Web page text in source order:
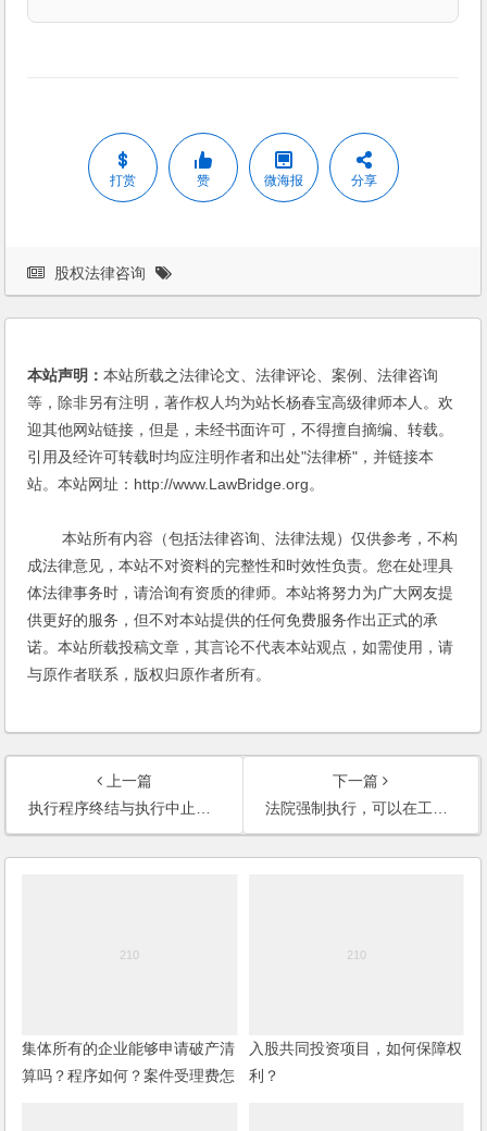
打赏 赞 微海报 分享
股权法律咨询
本站声明：本站所载之法律论文、法律评论、案例、法律咨询
等，除非另有注明，著作权人均为站长杨春宝高级律师本人。欢
迎其他网站链接，但是，未经书面许可，不得擅自摘编、转载。
引用及经许可转载时均应注明作者和出处"法律桥"，并链接本
站。本站网址：http://www.LawBridge.org。
本站所有内容（包括法律咨询、法律法规）仅供参考，不构
成法律意见，本站不对资料的完整性和时效性负责。您在处理具
体法律事务时，请洽询有资质的律师。本站将努力为广大网友提
供更好的服务，但不对本站提供的任何免费服务作出正式的承
诺。本站所载投稿文章，其言论不代表本站观点，如需使用，请
与原作者联系，版权归原作者所有。
上一篇
执行程序终结与执行中止有何不同？
下一篇
法院强制执行，可以在工资帐户里每个月扣一部分吗？
集体所有的企业能够申请破产清
算吗？程序如何？案件受理费怎
入股共同投资项目，如何保障权
利？